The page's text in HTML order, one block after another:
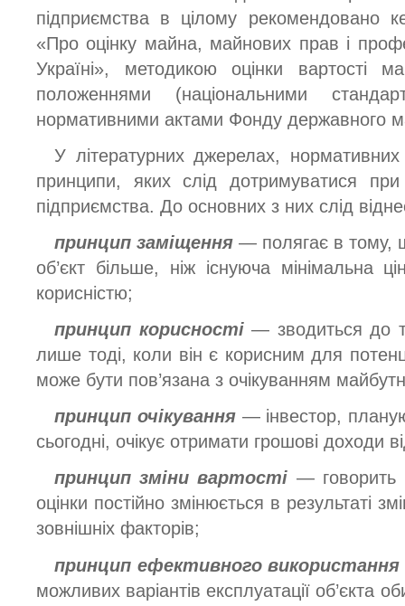
підприємства в цілому рекомендовано
«Про оцінку майна, майнових прав і
Україні», методикою оцінки вартості
положеннями (національними
нормативними актами Фонду державного
У літературних джерелах, нормативних
принципи, яких слід дотримуватися при
підприємства. До основних з них слід
принцип заміщення — полягає в тому,
об’єкт більше, ніж існуюча мінімальна
корисністю;
принцип корисності— зводиться до
лише тоді, коли він є корисним для
може бути пов’язана з очікуванням
принцип очікування— інвестор,
сьогодні, очікує отримати грошові доходи
принцип зміни вартості — говорить
оцінки постійно змінюється в результаті
зовнішніх факторів;
принцип ефективного використання
можливих варіантів експлуатації об’єкта